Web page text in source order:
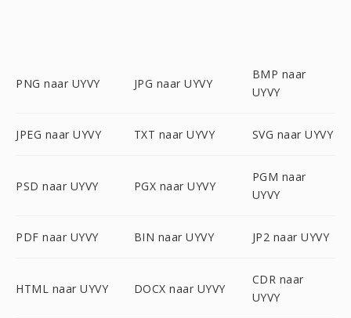
PNG naar UYVY JPG naar UYVY
BMP naar
UYVY
JPEG naar UYVY TXT naar UYVY SVG naar UYVY
PSD naar UYVY PGX naar UYVY
PGM naar
UYVY
PDF naar UYVY BIN naar UYVY JP2 naar UYVY
HTML naar UYVY DOCX naar UYVY
CDR naar
UYVY